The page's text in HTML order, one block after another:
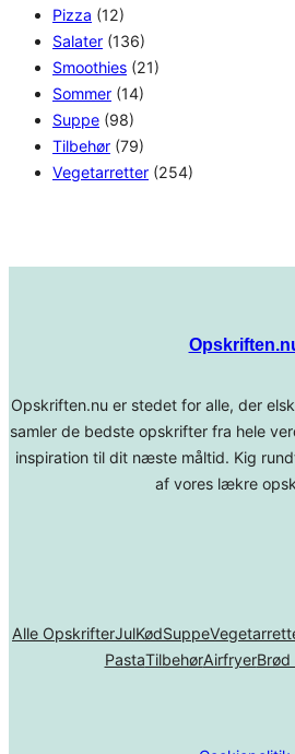
Pizza (12)
Salater (136)
Smoothies (21)
Sommer (14)
Suppe (98)
Tilbehør (79)
Vegetarretter (254)
Opskriften.nu er stedet for alle, der
samler de bedste opskrifter fra hele
inspiration til dit næste måltid. Kig
af vores lækre
Alle OpskrifterJulKødSuppe
PastaTilbehørAirfryerBrød